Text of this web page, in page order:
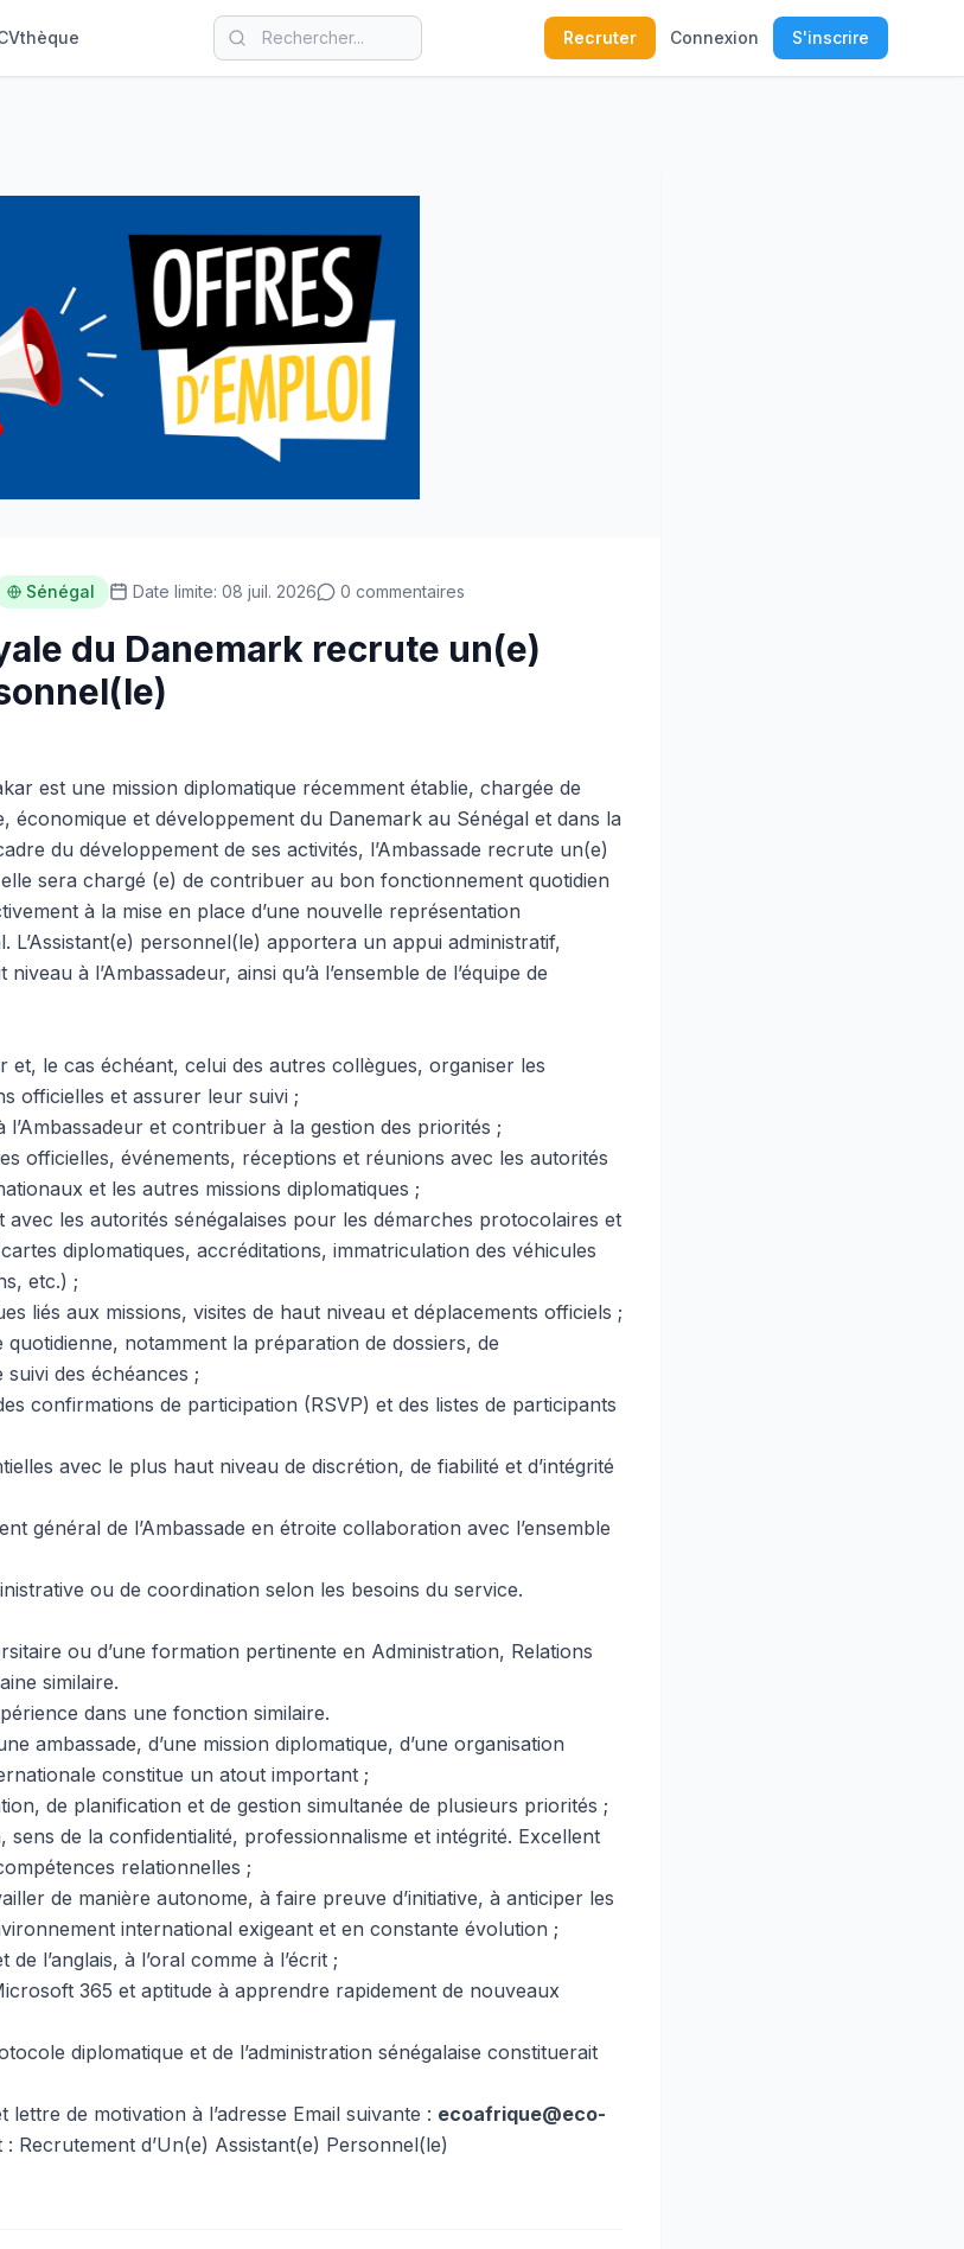
Recruter Connexion S'inscrire
Sénégal Date limite: 08 juil. 2026 0 commentaires
du Danemark recrute un(e)
est une mission diplomatique récemment établie, chargée de
économique et développement du Danemark au Sénégal et dans la
du développement de ses activités, l’Ambassade recrute un(e)
sera chargé (e) de contribuer au bon fonctionnement quotidien
à la mise en place d’une nouvelle représentation
L’Assistant(e) personnel(le) apportera un appui administratif,
à l’Ambassadeur, ainsi qu’à l’ensemble de l’équipe de
et, le cas échéant, celui des autres collègues, organiser les
officielles et assurer leur suivi ;
l’Ambassadeur et contribuer à la gestion des priorités ;
officielles, événements, réceptions et réunions avec les autorités
et les autres missions diplomatiques ;
les autorités sénégalaises pour les démarches protocolaires et
diplomatiques, accréditations, immatriculation des véhicules
etc.) ;
liés aux missions, visites de haut niveau et déplacements officiels ;
notamment la préparation de dossiers, de
des échéances ;
confirmations de participation (RSVP) et des listes de participants
avec le plus haut niveau de discrétion, de fiabilité et d’intégrité
général de l’Ambassade en étroite collaboration avec l’ensemble
ou de coordination selon les besoins du service.
ou d’une formation pertinente en Administration, Relations
similaire.
dans une fonction similaire.
ambassade, d’une mission diplomatique, d’une organisation
constitue un atout important ;
de planification et de gestion simultanée de plusieurs priorités ;
de la confidentialité, professionnalisme et intégrité. Excellent
relationnelles ;
de manière autonome, à faire preuve d’initiative, à anticiper les
international exigeant et en constante évolution ;
l’anglais, à l’oral comme à l’écrit ;
365 et aptitude à apprendre rapidement de nouveaux
diplomatique et de l’administration sénégalaise constituerait
de motivation à l’adresse Email suivante : ecoafrique@eco-
: Recrutement d’Un(e) Assistant(e) Personnel(le)